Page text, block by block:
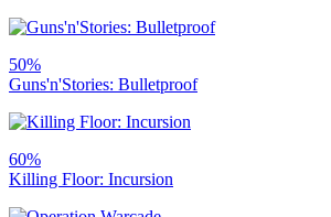
50%
Guns'n'Stories: Bulletproof
60%
Killing Floor: Incursion